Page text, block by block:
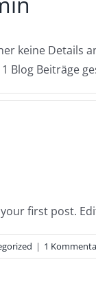
keine Details
Blog Beiträge
first post.
| 1